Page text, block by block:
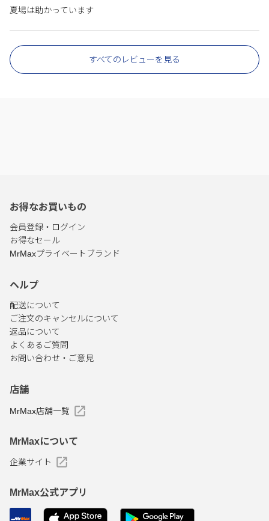
夏場は助かっています
すべてのレビューを見る
お得なお買いもの
会員登録・ログイン
お得なセール
MrMaxプライベートブランド
ヘルプ
配送について
ご注文のキャンセルについて
返品について
よくあるご質問
お問い合わせ・ご意見
店舗
MrMax店舗一覧
MrMaxについて
企業サイト
MrMax公式アプリ